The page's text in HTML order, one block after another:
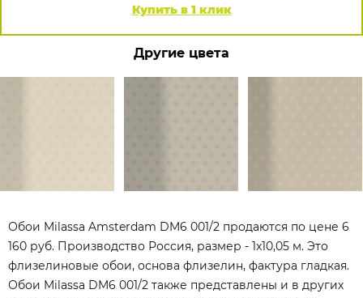
Купить в 1 клик
Другие цвета
Обои Milassa Amsterdam DM6 001/2 продаются по цене 6
160 руб. Производство Россия, размер - 1x10,05 м. Это
флизелиновые обои, основа флизелин, фактура гладкая.
Обои Milassa DM6 001/2 также представлены и в других